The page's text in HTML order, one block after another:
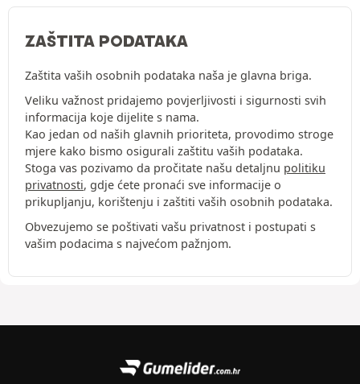
ZAŠTITA PODATAKA
Zaštita vaših osobnih podataka naša je glavna briga.
Veliku važnost pridajemo povjerljivosti i sigurnosti svih
informacija koje dijelite s nama.
Kao jedan od naših glavnih prioriteta, provodimo stroge
mjere kako bismo osigurali zaštitu vaših podataka.
Stoga vas pozivamo da pročitate našu detaljnu politiku
privatnosti, gdje ćete pronaći sve informacije o
prikupljanju, korištenju i zaštiti vaših osobnih podataka.
Obvezujemo se poštivati vašu privatnost i postupati s
vašim podacima s najvećom pažnjom.